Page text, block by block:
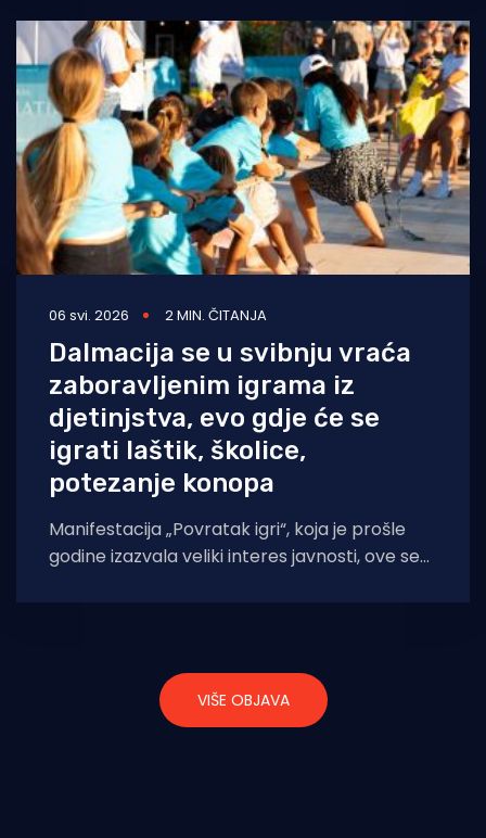
06 svi. 2026 2 MIN. ČITANJA
Dalmacija se u svibnju vraća
zaboravljenim igrama iz
djetinjstva, evo gdje će se
igrati laštik, školice,
potezanje konopa
Manifestacija „Povratak igri“, koja je prošle
godine izazvala veliki interes javnosti, ove se
Dalmacije.
VIŠE OBJAVA